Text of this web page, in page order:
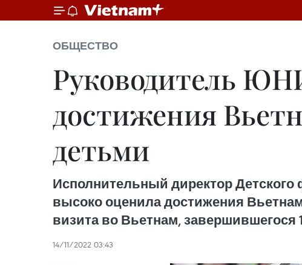
ОБЩЕСТВО
Руководитель
достижения
детьми
Исполнительный директор
высоко оценила достижения
визита во Вьетнам, завершившегося
14/11/2022 03:43